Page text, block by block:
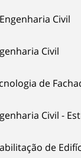
Civil
Civil
de
Civil -
de